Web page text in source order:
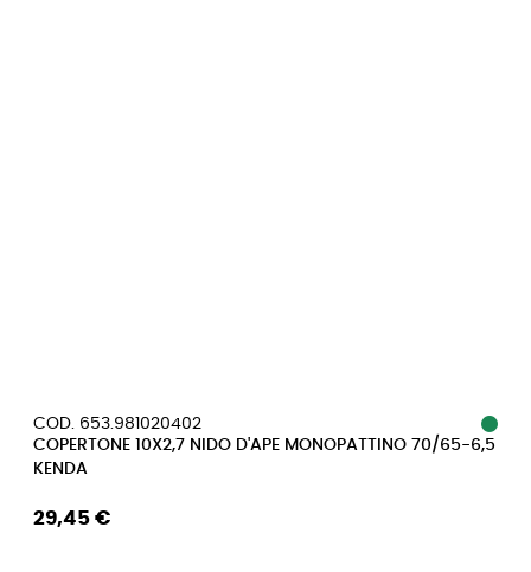
COD. 653.981020402
COPERTONE 10X2,7 NIDO D'APE MONOPATTINO 70/65-6,5
KENDA
29,45 €